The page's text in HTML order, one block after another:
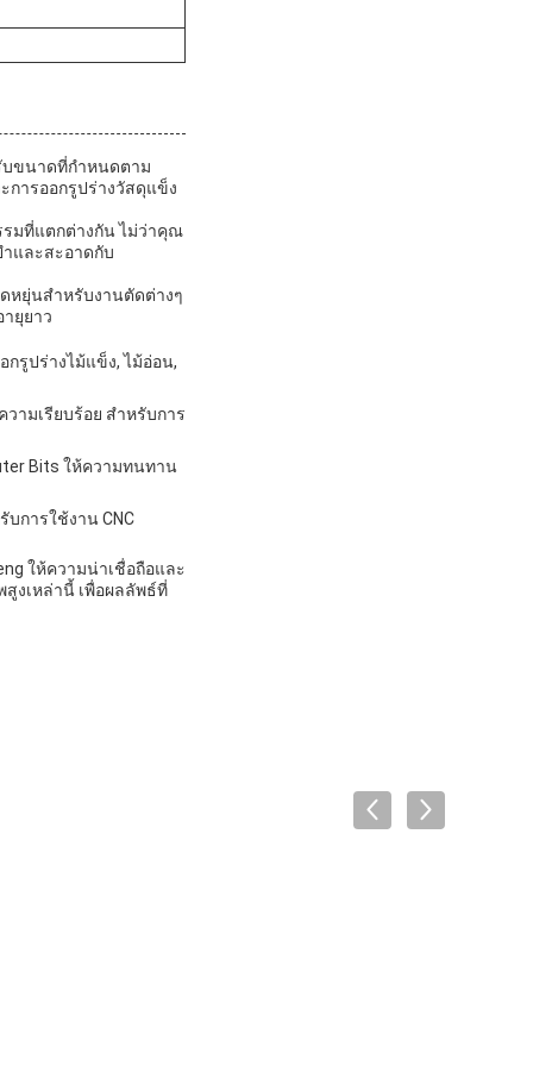
บขนาดที่กําหนดตาม
การออกรูปร่างวัสดุแข็ง
รมที่แตกต่างกัน ไม่ว่าคุณ
และสะอาดกับ
ดหยุ่นสําหรับงานตัดต่างๆ
ยุยาว
กรูปร่างไม้แข็ง, ไม้อ่อน,
ามเรียบร้อย สําหรับการ
Bits ให้ความทนทาน
การใช้งาน CNC
ให้ความน่าเชื่อถือและ
งเหล่านี้ เพื่อผลลัพธ์ที่